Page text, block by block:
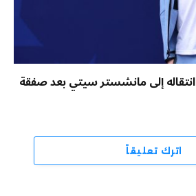
إلى مانشستر سيتي بعد صفقة
اترك تعليقاً